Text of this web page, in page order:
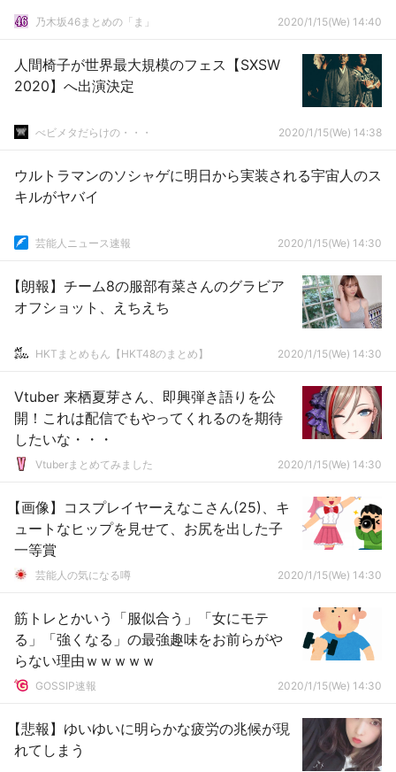
乃木坂46まとめの「ま」 2020/1/15(We) 14:40
人間椅子が世界最大規模のフェス【SXSW
2020】へ出演決定
べビメタだらけの・・・ 2020/1/15(We) 14:38
ウルトラマンのソシャゲに明日から実装される宇宙人のス
キルがヤバイ
芸能人ニュース速報 2020/1/15(We) 14:30
【朗報】チーム8の服部有菜さんのグラビア
オフショット、えちえち
HKTまとめもん【HKT48のまとめ】 2020/1/15(We) 14:30
Vtuber 来栖夏芽さん、即興弾き語りを公
開！これは配信でもやってくれるのを期待
したいな・・・
Vtuberまとめてみました 2020/1/15(We) 14:30
【画像】コスプレイヤーえなこさん(25)、キ
ュートなヒップを見せて、お尻を出した子
一等賞
芸能人の気になる噂 2020/1/15(We) 14:30
筋トレとかいう「服似合う」「女にモテ
る」「強くなる」の最強趣味をお前らがや
らない理由ｗｗｗｗｗ
GOSSIP速報 2020/1/15(We) 14:30
【悲報】ゆいゆいに明らかな疲労の兆候が現
れてしまう